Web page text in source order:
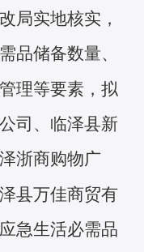
局实地核实，
品储备数量、
理等要素，拟
司、临泽县新
浙商购物广
县万佳商贸有
急生活必需品